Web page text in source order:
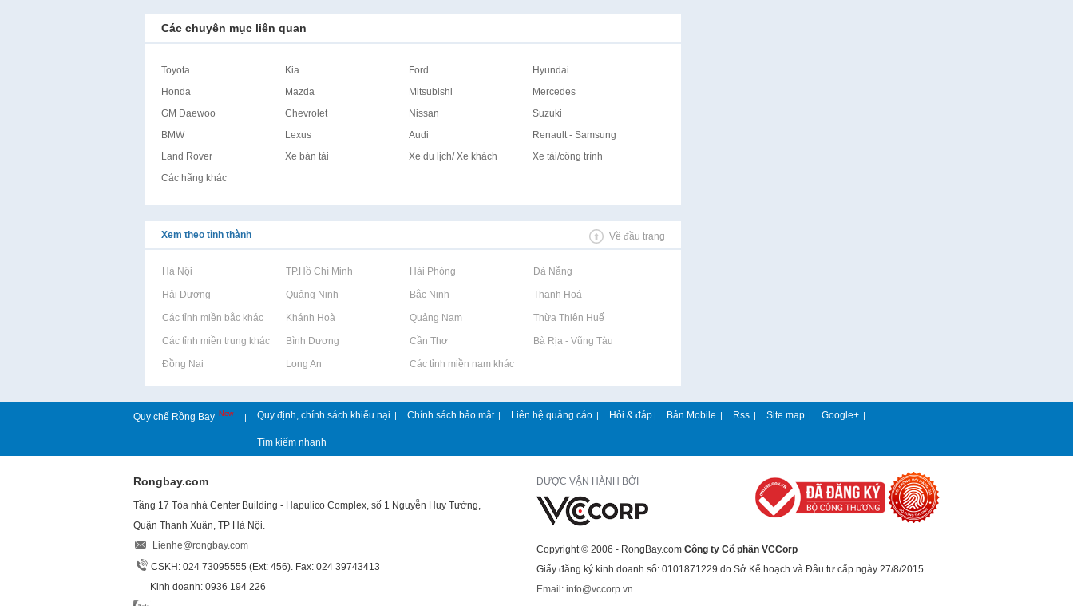
Các chuyên mục liên quan
Toyota Kia Ford
Hyundai
Honda
Mazda Mitsubishi
Mercedes
GM Daewoo
Chevrolet Nissan
Suzuki
BMW
Lexus Audi
Renault - Samsung
Land Rover
Xe bán tải Xe du lịch/ Xe khách
Xe tải/công trình
Các hãng khác
Xem theo tỉnh thành Về đầu trang
Rao vặt tại Hà Nội Rao vặt tại TP.Hồ Chí Minh Rao vặt tại Hải Phòng Rao vặt tại Đà Nẵng
Rao vặt tại Hải Dương Rao vặt tại Quảng Ninh Rao vặt tại Bắc Ninh Rao vặt tại Thanh Hoá
Rao vặt tại Các tỉnh miền bắc khácRao vặt tại Khánh Hoà Rao vặt tại Quảng Nam Rao vặt tại Thừa Thiên Huế
Rao vặt tại Các tỉnh miền trung khácRao vặt tại Bình Dương Rao vặt tại Cần Thơ Rao vặt tại Bà Rịa - Vũng Tàu
Rao vặt tại Đồng Nai Rao vặt tại Long An Rao vặt tại Các tỉnh miền nam khác
Quy chế Rồng Bay New | Quy định, chính sách khiếu nại | Chính sách bảo mật | Liên hệ quảng cáo | Hỏi & đáp | Bản Mobile | Rss | Site map | Google+ |
Tìm kiếm nhanh
Rongbay.com
Tầng 17 Tòa nhà Center Building - Hapulico Complex, số 1 Nguyễn Huy Tưởng,
Quận Thanh Xuân, TP Hà Nội.
Lienhe@rongbay.com
CSKH: 024 73095555 (Ext: 456). Fax: 024 39743413
Kinh doanh: 0936 194 226
ĐƯỢC VẬN HÀNH BỞI
Copyright © 2006 - RongBay.com Công ty Cổ phần VCCorp
Giấy đăng ký kinh doanh số: 0101871229 do Sở Kế hoạch và Đầu tư cấp ngày 27/8/2015
Email: info@vccorp.vn